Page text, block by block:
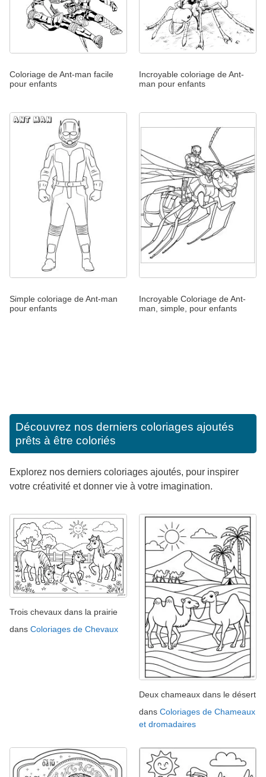
Coloriage de Ant-man facile
pour enfants
Incroyable coloriage de Ant-
man pour enfants
Simple coloriage de Ant-man
pour enfants
Incroyable Coloriage de Ant-
man, simple, pour enfants
Découvrez nos derniers coloriages ajoutés
prêts à être coloriés
Explorez nos derniers coloriages ajoutés, pour inspirer
votre créativité et donner vie à votre imagination.
Trois chevaux dans la prairie
dans Coloriages de Chevaux
Deux chameaux dans le désert
dans Coloriages de Chameaux
et dromadaires